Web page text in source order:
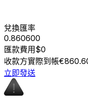
兌換匯率
0.860600
匯款費用$0
收款方實際到帳
立即發送